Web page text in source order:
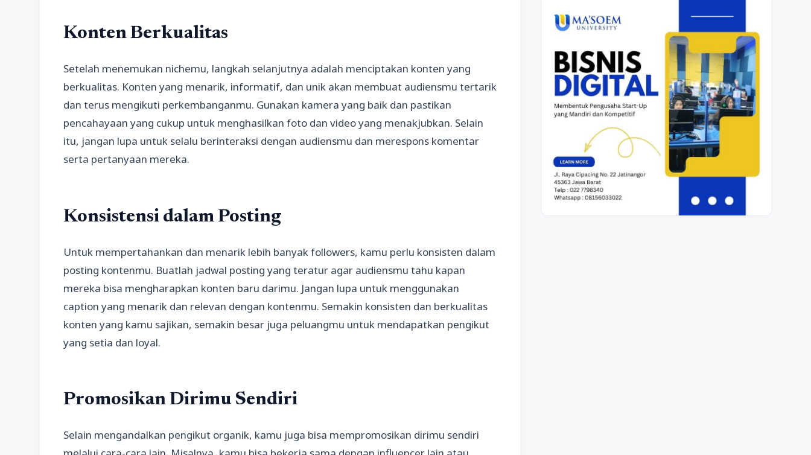
Konten Berkualitas
Setelah menemukan nichemu, langkah selanjutnya adalah menciptakan konten yang
berkualitas. Konten yang menarik, informatif, dan unik akan membuat audiensmu tertarik
dan terus mengikuti perkembanganmu. Gunakan kamera yang baik dan pastikan
pencahayaan yang cukup untuk menghasilkan foto dan video yang menakjubkan. Selain
itu, jangan lupa untuk selalu berinteraksi dengan audiensmu dan merespons komentar
serta pertanyaan mereka.
Konsistensi dalam Posting
Untuk mempertahankan dan menarik lebih banyak followers, kamu perlu konsisten dalam
posting kontenmu. Buatlah jadwal posting yang teratur agar audiensmu tahu kapan
mereka bisa mengharapkan konten baru darimu. Jangan lupa untuk menggunakan
caption yang menarik dan relevan dengan kontenmu. Semakin konsisten dan berkualitas
konten yang kamu sajikan, semakin besar juga peluangmu untuk mendapatkan pengikut
yang setia dan loyal.
Promosikan Dirimu Sendiri
Selain mengandalkan pengikut organik, kamu juga bisa mempromosikan dirimu sendiri